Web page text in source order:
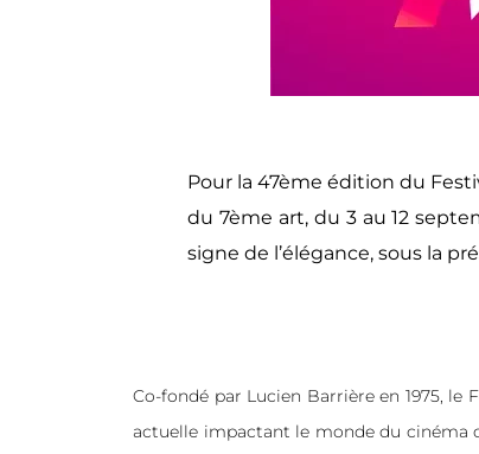
Pour la 47ème édition du
du 7ème art, du 3 au 12
signe de l’élégance, sous la
Co-fondé par Lucien Barrière en 1975,
actuelle impactant le monde du cinéma